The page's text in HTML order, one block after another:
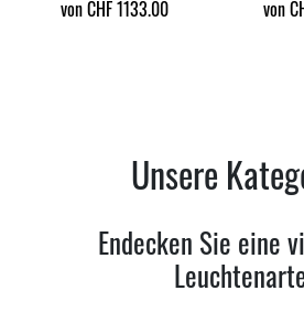
von CHF 1133.00 von
Unsere
Endecken Sie eine